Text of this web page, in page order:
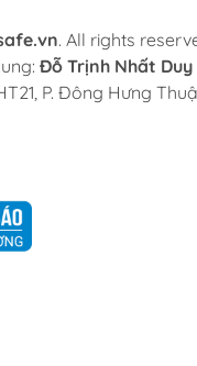
. All rights
Đỗ Trịnh Nhất Duy
P. Đông Hưng